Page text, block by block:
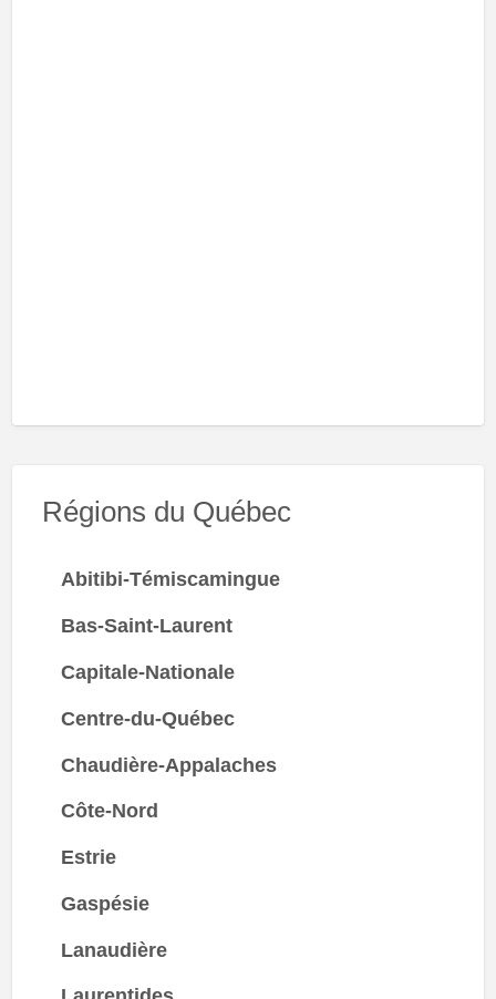
Régions du Québec
Abitibi-Témiscamingue
Bas-Saint-Laurent
Capitale-Nationale
Centre-du-Québec
Chaudière-Appalaches
Côte-Nord
Estrie
Gaspésie
Lanaudière